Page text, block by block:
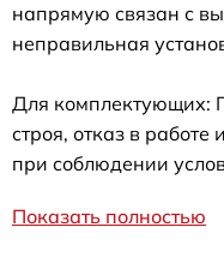
напрямую связан с
неправильная
Для комплектующих:
строя, отказ в
при соблюдении
Показать полностью